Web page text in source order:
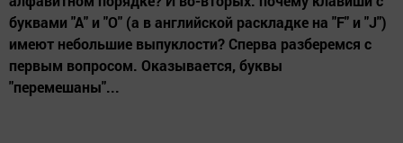
буквами "А" и "О" (а в английской раскладке на "F" и "J")
имеют небольшие выпуклости? Сперва разберемся с
первым вопросом. Оказывается, буквы
"перемешаны"...